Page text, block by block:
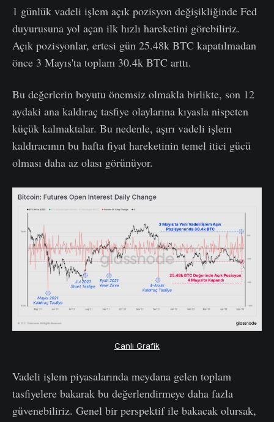
1 günlük vadeli işlem açık pozisyon değişikliğinde Fed
duyurusuna yol açan ilk hızlı hareketini görebiliriz.
Açık pozisyonlar, ertesi gün 25.48k BTC kapatılmadan
önce 3 Mayıs'ta toplam 30.4k BTC arttı.
Bu değerlerin boyutu önemsiz olmakla birlikte, son 12
aydaki ana kaldıraç tasfiye olaylarına kıyasla nispeten
küçük kalmaktalar. Bu nedenle, aşırı vadeli işlem
kaldıracının bu hafta fiyat hareketinin temel itici gücü
olması daha az olası görünüyor.
Canlı Grafik
Vadeli işlem piyasalarında meydana gelen toplam
tasfiyelere bakarak bu değerlendirmeye daha fazla
güvenebiliriz. Genel bir perspektif ile bakacak olursak,